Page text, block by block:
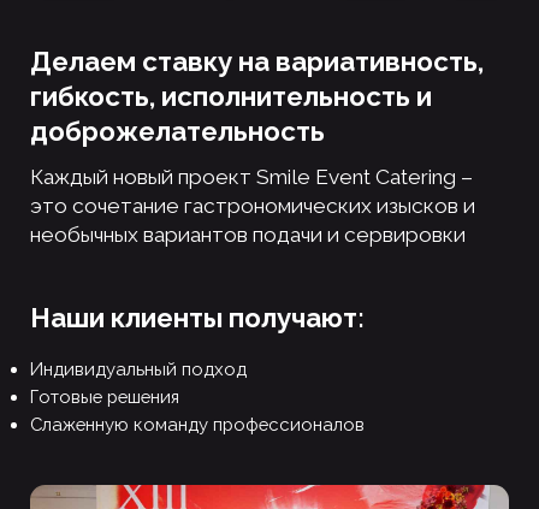
Компании,
которые
доверяют нам
организацию
мероприятий